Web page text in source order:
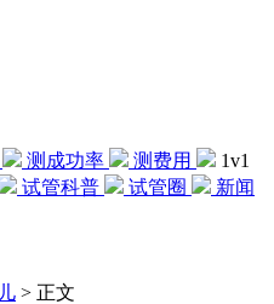
测成功率 测费用
1v1
试管科普 试管圈
新闻
> 正文